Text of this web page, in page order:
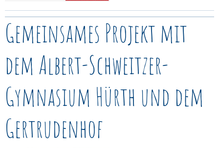
Gemeinsames Projekt mit
dem Albert-Schweitzer-
Gymnasium Hürth und dem
Gertrudenhof